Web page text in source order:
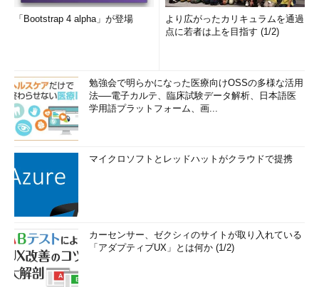
「Bootstrap 4 alpha」が登場
より広がったカリキュラムを通過
点に若者は上を目指す (1/2)
勉強会で明らかになった医療向けOSSの多様な活用
法──電子カルテ、臨床試験データ解析、日本語医
学用語プラットフォーム、画...
マイクロソフトとレッドハットがクラウドで提携
カーセンサー、ゼクシィのサイトが取り入れている
「アダプティブUX」とは何か (1/2)